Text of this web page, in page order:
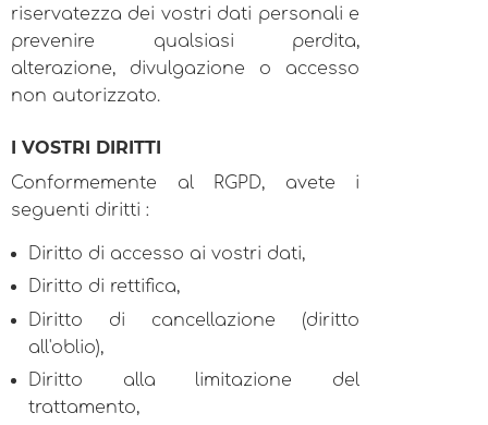
riservatezza dei vostri dati personali e
prevenire qualsiasi perdita,
alterazione, divulgazione o accesso
non autorizzato.
I VOSTRI DIRITTI
Conformemente al RGPD, avete i
seguenti diritti :
Diritto di accesso ai vostri dati,
Diritto di rettifica,
Diritto di cancellazione (diritto
all'oblio),
Diritto alla limitazione del
trattamento,